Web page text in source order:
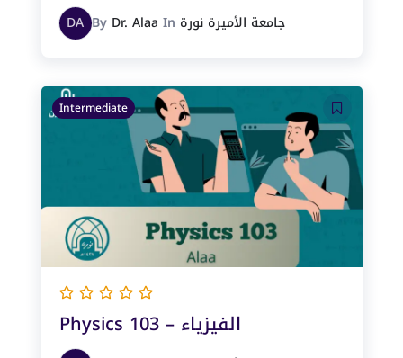
DA By Dr. Alaa In جامعة الأميرة نورة
Intermediate
Physics 103 – الفيزياء